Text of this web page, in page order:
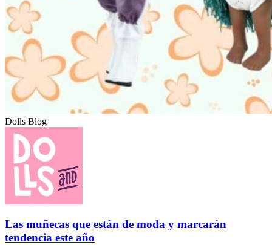
Dolls Blog
Las muñecas que están de moda y marcarán
tendencia este año